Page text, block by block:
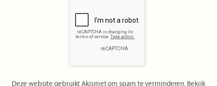
Deze website gebruikt Akismet om spam te verminderen. Bekijk